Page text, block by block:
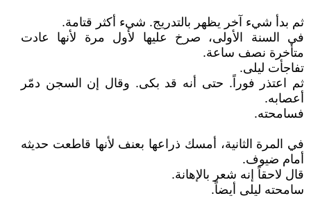
ثم بدأ شيء آخر يظهر بالتدريج. شيء أكثر قتامة.
في السنة الأولى، صرخ عليها لأول مرة لأنها عادت
متأخرة نصف ساعة.
تفاجأت ليلى.
ثم اعتذر فوراً. حتى أنه قد بكى. وقال إن السجن دمّر
أعصابه.
فسامحته.
في المرة الثانية، أمسك ذراعها بعنف لأنها قاطعت حديثه
أمام ضيوف.
قال لاحقاً إنه شعر بالإهانة.
سامحته ليلى أيضاً.